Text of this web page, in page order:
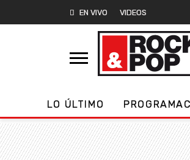
EN VIVO VIDEOS
LO ÚLTIMO